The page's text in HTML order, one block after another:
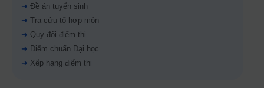
➜ Đề án tuyển sinh
➜ Tra cứu tổ hợp môn
➜ Quy đổi điểm thi
➜ Điểm chuẩn Đại học
➜ Xếp hạng điểm thi